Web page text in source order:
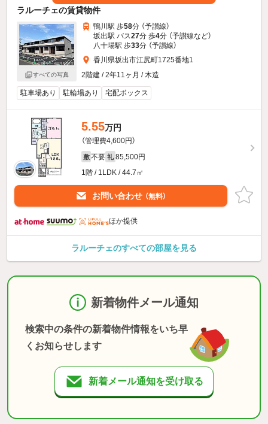
ラルーチェの賃貸物件
すべての写真
鴨川駅 歩58分 （予讃線）
坂出駅 バス27分 歩4分 （予讃線など）
八十場駅 歩33分 （予讃線）
香川県坂出市江尻町1725番地1
2階建 / 2年11ヶ月 / 木造
駐車場あり 駐輪場あり 宅配ボックス
5.55万円
（管理費4,600円）
敷 不要 礼 85,500円
1階 / 1LDK / 44.7㎡
お問い合わせ （無料）
ほか提供
ラルーチェのすべての部屋を見る
新着物件メール通知
検索中の条件の新着物件情報をいち早
くお知らせします
新着メール通知を受け取る